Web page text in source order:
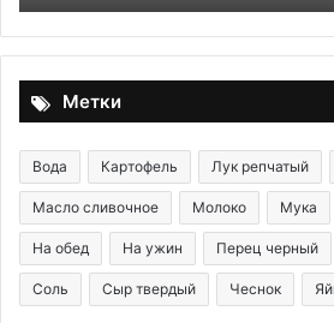
овощам
навсегда
Метки
Вода Картофель Лук репчатый
Масло сливочное Молоко Мука
На обед На ужин Перец черный
Соль Сыр твердый Чеснок